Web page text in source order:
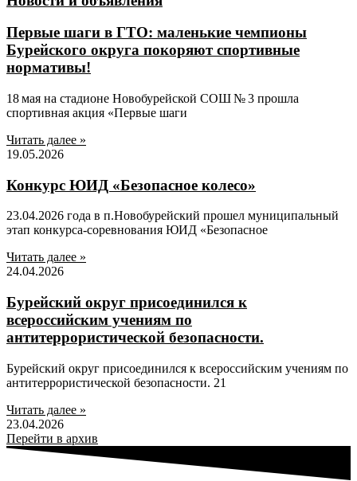
Первые шаги в ГТО: маленькие чемпионы
Бурейского округа покоряют спортивные
нормативы!
18 мая на стадионе Новобурейской СОШ № 3 прошла
спортивная акция «Первые шаги
Читать далее »
19.05.2026
Конкурс ЮИД «Безопасное колесо»
23.04.2026 года в п.Новобурейский прошел муниципальный
этап конкурса-соревнования ЮИД «Безопасное
Читать далее »
24.04.2026
Бурейский округ присоединился к
всероссийским учениям по
антитеррористической безопасности.
Бурейский округ присоединился к всероссийским учениям по
антитеррористической безопасности. 21
Читать далее »
23.04.2026
Перейти в архив